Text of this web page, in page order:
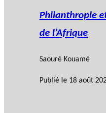
Philanthropie
de l’Afrique
Saouré Kouamé
Publié le 18 août